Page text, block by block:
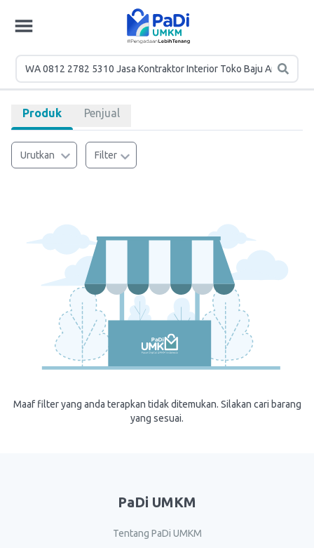
Produk Penjual
Urutkan Filter
Maaf filter yang anda terapkan tidak ditemukan. Silakan cari barang
yang sesuai.
PaDi UMKM
Tentang PaDi UMKM